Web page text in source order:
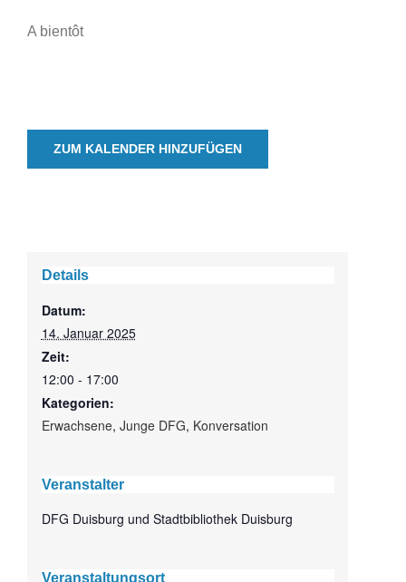
A bientôt
ZUM KALENDER HINZUFÜGEN
Details
Datum:
14. Januar 2025
Zeit:
12:00 - 17:00
Kategorien:
Erwachsene, Junge DFG, Konversation
Veranstalter
DFG Duisburg und Stadtbibliothek Duisburg
Veranstaltungsort